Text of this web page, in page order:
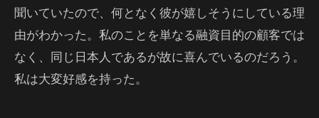
聞いていたので、何となく彼が嬉しそうにしている理
由がわかった。私のことを単なる融資目的の顧客では
なく、同じ日本人であるが故に喜んでいるのだろう。
私は大変好感を持った。